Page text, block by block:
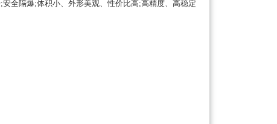
全隔爆;体积小、外形美观、性价比高;高精度、高稳定